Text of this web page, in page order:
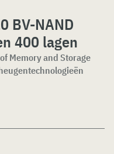
BV-NAND
400 lagen
Memory and Storage